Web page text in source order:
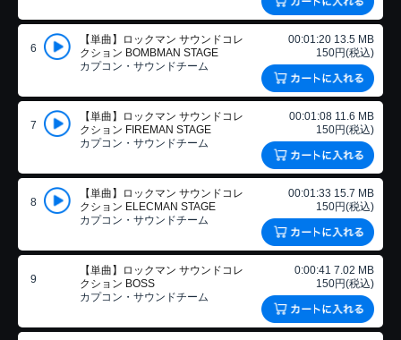
6
【単曲】ロックマン サウンドコレ
クション BOMBMAN STAGE
カプコン・サウンドチーム
00:01:20 13.5 MB
150円(税込)
7
【単曲】ロックマン サウンドコレ
クション FIREMAN STAGE
カプコン・サウンドチーム
00:01:08 11.6 MB
150円(税込)
8
【単曲】ロックマン サウンドコレ
クション ELECMAN STAGE
カプコン・サウンドチーム
00:01:33 15.7 MB
150円(税込)
9
【単曲】ロックマン サウンドコレ
クション BOSS
カプコン・サウンドチーム
0:00:41 7.02 MB
150円(税込)